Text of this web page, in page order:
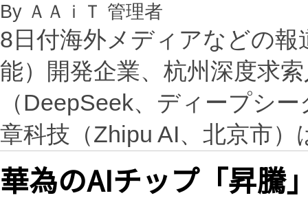
By ＡＡｉＴ 管理者
8日付海外メディアなどの
能）開発企業、杭州深度求
（DeepSeek、ディープシ
章科技（Zhipu AI、北京市
華為のAIチップ「昇騰